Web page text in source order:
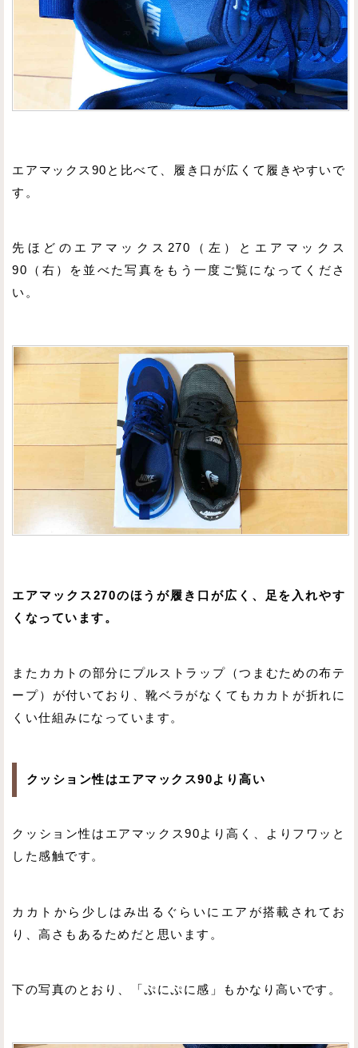
エアマックス90と比べて、履き口が広くて履きやすいで
す。
先ほどのエアマックス270（左）とエアマックス
90（右）を並べた写真をもう一度ご覧になってくださ
い。
エアマックス270のほうが履き口が広く、足を入れやす
くなっています。
またカカトの部分にプルストラップ（つまむための布テ
ープ）が付いており、靴ベラがなくてもカカトが折れに
くい仕組みになっています。
クッション性はエアマックス90より高い
クッション性はエアマックス90より高く、よりフワッと
した感触です。
カカトから少しはみ出るぐらいにエアが搭載されてお
り、高さもあるためだと思います。
下の写真のとおり、「ぷにぷに感」もかなり高いです。